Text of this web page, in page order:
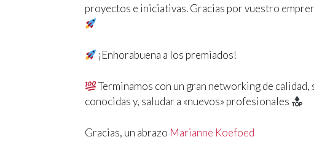
proyectos e iniciativas. Gracias por vuestro
¡Enhorabuena a los premiados!
Terminamos con un gran networking de
conocidas y, saludar a «nuevos» profesionales
Gracias, un abrazo Marianne Koefoed